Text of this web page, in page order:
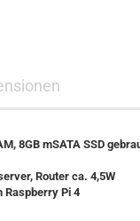
8GB mSATA SSD
Router ca. 4,5W
Pi 4